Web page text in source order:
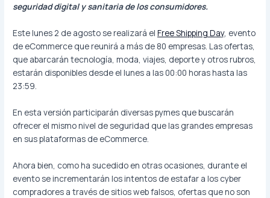
seguridad digital y sanitaria de los consumidores.
Este lunes 2 de agosto se realizará elFree Shipping Day, evento
de eCommerce que reunirá a más de 80 empresas. Las ofertas,
que abarcarán tecnología, moda, viajes, deporte y otros rubros,
estarán disponibles desde el lunes a las 00:00 horas hasta las
23:59.
En esta versión participarán diversas pymes que buscarán
ofrecer el mismo nivel de seguridad que las grandes empresas
en sus plataformas de eCommerce.
Ahora bien, como ha sucedido en otras ocasiones, durante el
evento se incrementarán los intentos de estafar a los cyber
compradores a través de sitios web falsos, ofertas que no son